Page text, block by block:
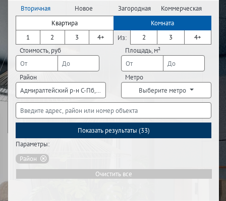
Вторичная
недвижимость
Новое
строительство
Загородная
недвижимость
Коммерческая
недвижимость
Квартира
Комната
1
2 3 4+ Из: 2 3
4+
Стоимость, руб
Площадь, м²
Район
Адмиралтейский р-н С-Пб, Василеостровский р-н С-Пб, Выборгский
Метро
Выберите метро
Показать результаты (33)
Параметры:
Район
Очистить все